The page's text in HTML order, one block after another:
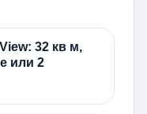
32 кв м,
или 2